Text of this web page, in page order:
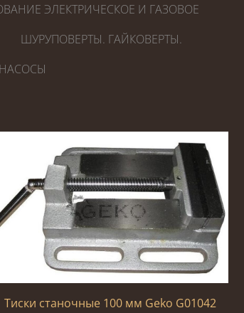
ЭЛЕКТРИЧЕСКОЕ И ГАЗОВОЕ
ШУРУПОВЕРТЫ. ГАЙКОВЕРТЫ.
НАСОСЫ
Тиски станочные 100 мм Geko G01042